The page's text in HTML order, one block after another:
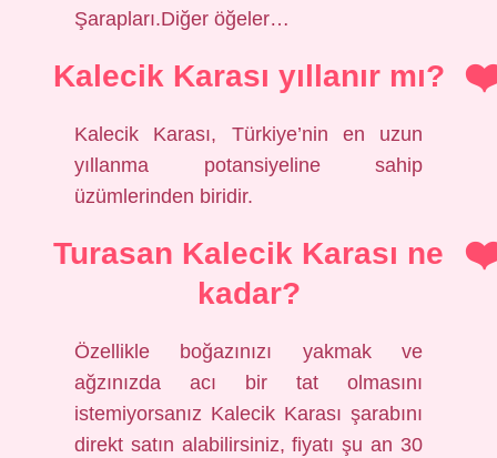
Şarapları.Diğer öğeler…
Kalecik Karası yıllanır mı?
Kalecik Karası, Türkiye’nin en uzun
yıllanma potansiyeline sahip
üzümlerinden biridir.
Turasan Kalecik Karası ne
kadar?
Özellikle boğazınızı yakmak ve
ağzınızda acı bir tat olmasını
istemiyorsanız Kalecik Karası şarabını
direkt satın alabilirsiniz, fiyatı şu an 30